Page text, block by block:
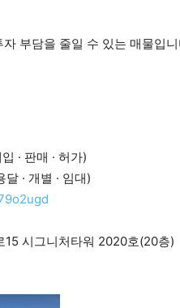
부담을 줄일 수 있는 매물입
· 판매 · 허가)
· 개별 · 임대)
시그니처타워 2020호(20층)